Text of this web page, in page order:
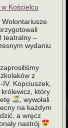
w Kościelcu
teatralny –
wydaniu
z
Kopciuszek,
który
, wywołali
na każdym
a wręcz
nastrój